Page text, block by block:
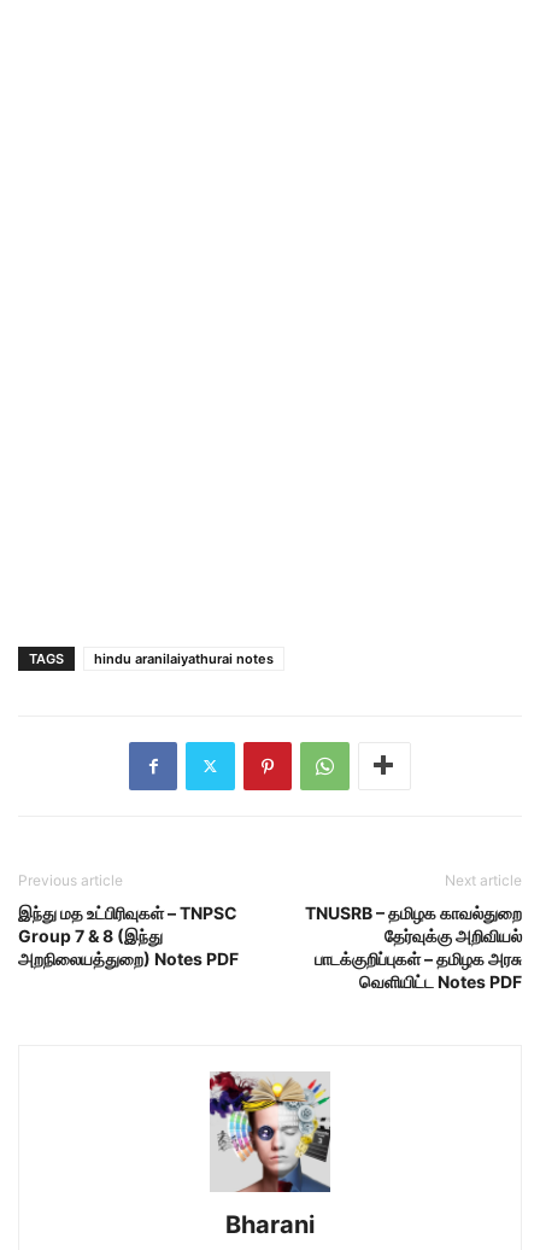
TAGS hindu aranilaiyathurai notes
Previous article
இந்து மத உட்பிரிவுகள் – TNPSC
Group 7 & 8 (இந்து
அறநிலையத்துறை) Notes PDF
Next article
TNUSRB – தமிழக காவல்துறை
தேர்வுக்கு அறிவியல்
பாடக்குறிப்புகள் – தமிழக அரசு
வெளியிட்ட Notes PDF
Bharani